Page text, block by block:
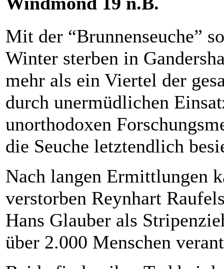
Mit der “Brunnenseuche”
Winter sterben in
mehr als ein Viertel der
durch unermüdlichen
unorthodoxen
die Seuche letztendlich
Nach langen Ermittlungen
verstorben Reynhart
Hans Glauber als
über 2.000 Menschen